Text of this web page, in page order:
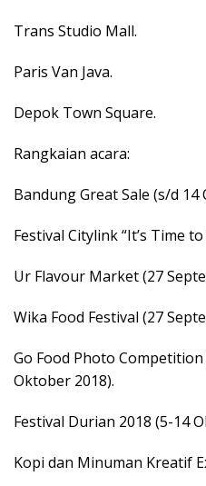
Trans Studio Mall.
Paris Van Java.
Depok Town Square.
Rangkaian acara:
Bandung Great Sale (s/d 14
Festival Citylink “It’s Time
Ur Flavour Market (27
Wika Food Festival (27
Go Food Photo
Oktober 2018).
Festival Durian 2018 (5-14
Kopi dan Minuman Kreatif